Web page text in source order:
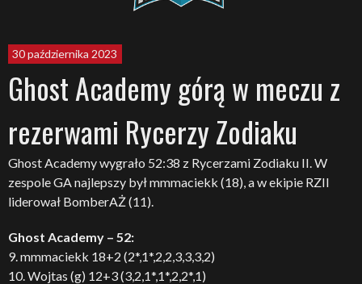
30 października 2023
Ghost Academy górą w meczu z
rezerwami Rycerzy Zodiaku
Ghost Academy wygrało 52:38 z Rycerzami Zodiaku II. W
zespole GA najlepszy był mmmaciekk (18), a w ekipie RZII
liderował BomberAŻ (11).
Ghost Academy – 52:
9. mmmaciekk 18+2 (2*,1*,2,2,3,3,3,2)
10. Wojtas (g) 12+3 (3,2,1*,1*,2,2*,1)